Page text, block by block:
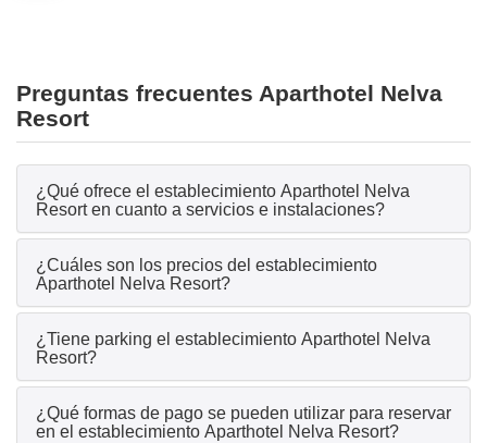
Preguntas frecuentes Aparthotel Nelva
Resort
¿Qué ofrece el establecimiento Aparthotel Nelva
Resort en cuanto a servicios e instalaciones?
¿Cuáles son los precios del establecimiento
Aparthotel Nelva Resort?
¿Tiene parking el establecimiento Aparthotel Nelva
Resort?
¿Qué formas de pago se pueden utilizar para reservar
en el establecimiento Aparthotel Nelva Resort?